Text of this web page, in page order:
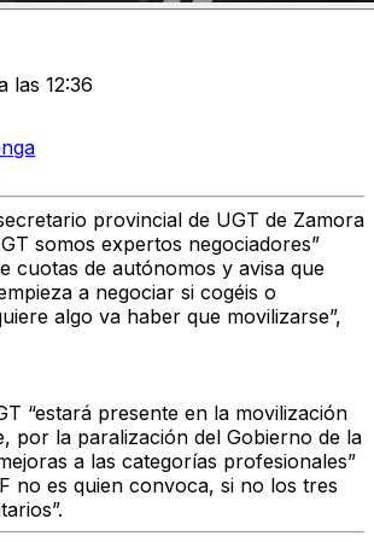
las 12:36
provincial de UGT de Zamora
somos expertos negociadores”
cuotas de autónomos y avisa que
a negociar si cogéis o
algo va haber que movilizarse”,
“estará presente en la movilización
por la paralización del Gobierno de la
a las categorías profesionales”
no es quien convoca, si no los tres